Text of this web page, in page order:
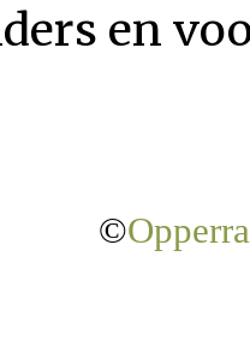
en
©